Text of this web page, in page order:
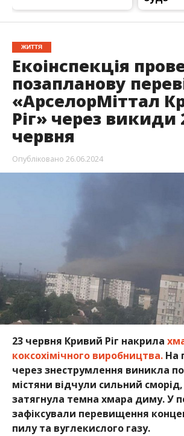
ЖИТТЯ
Екоінспекція
позапланову
«АрселорМіттал
Ріг» через викиди
червня
Опубліковано 26.06.2024
23 червня Кривий Ріг накрила
коксохімічного виробництва.На
через знеструмлення виникла
містяни відчули сильний
затягнула темна хмара диму. У
зафіксували перевищення
пилу та вуглекислого газу.